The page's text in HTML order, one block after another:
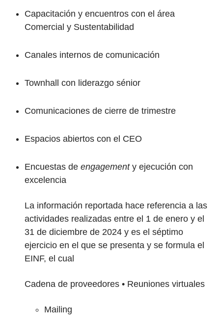
Capacitación y encuentros con el área
Comercial y Sustentabilidad
Canales internos de comunicación
Townhall con liderazgo sénior
Comunicaciones de cierre de trimestre
Espacios abiertos con el CEO
Encuestas de engagementy ejecución con
excelencia
La información reportada hace referencia a las
actividades realizadas entre el 1 de enero y el
31 de diciembre de 2024 y es el séptimo
ejercicio en el que se presenta y se formula el
EINF, el cual
Cadena de proveedores • Reuniones virtuales
Mailing